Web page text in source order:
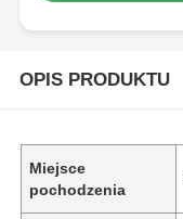
OPIS PRODUKTU
Miejsce
pochodzenia